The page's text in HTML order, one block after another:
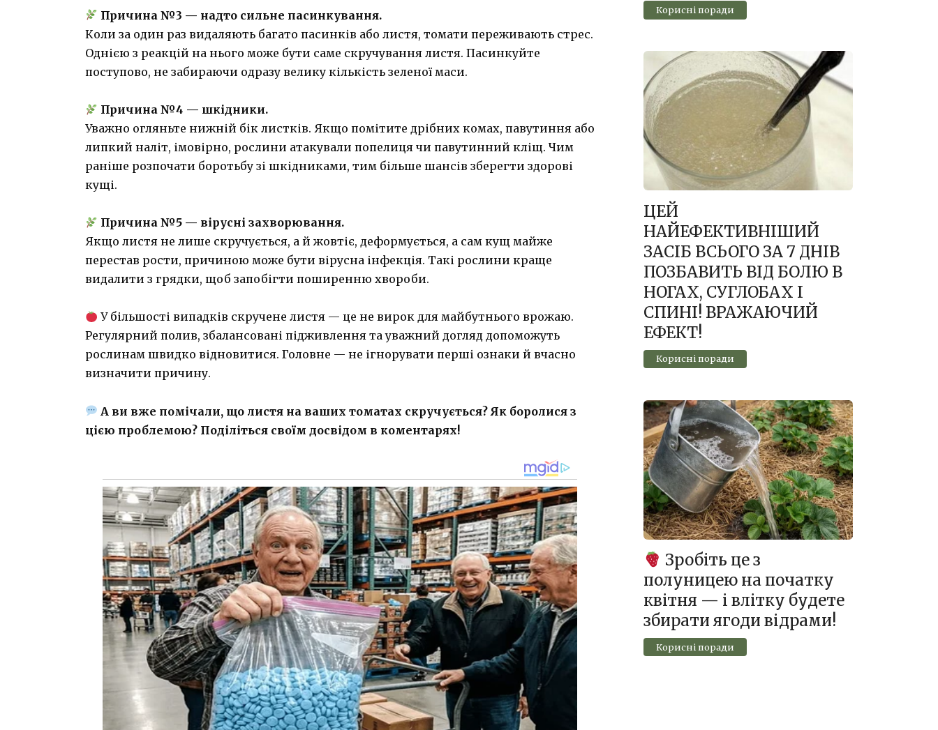
Причина №3 — надто сильне пасинкування.
Коли за один раз видаляють багато пасинків або листя, томати переживають стрес.
Однією з реакцій на нього може бути саме скручування листя. Пасинкуйте
поступово, не забираючи одразу велику кількість зеленої маси.
Причина №4 — шкідники.
Уважно огляньте нижній бік листків. Якщо помітите дрібних комах, павутиння або
липкий наліт, імовірно, рослини атакували попелиця чи павутинний кліщ. Чим
раніше розпочати боротьбу зі шкідниками, тим більше шансів зберегти здорові
кущі.
Причина №5 — вірусні захворювання.
Якщо листя не лише скручується, а й жовтіє, деформується, а сам кущ майже
перестав рости, причиною може бути вірусна інфекція. Такі рослини краще
видалити з грядки, щоб запобігти поширенню хвороби.
У більшості випадків скручене листя — це не вирок для майбутнього врожаю.
Регулярний полив, збалансовані підживлення та уважний догляд допоможуть
рослинам швидко відновитися. Головне — не ігнорувати перші ознаки й вчасно
визначити причину.
А ви вже помічали, що листя на ваших томатах скручується? Як боролися з
цією проблемою? Поділіться своїм досвідом в коментарях!
Корисні поради
ЦEЙ
НAЙЕФEКТИВНІШИЙ
ЗАСІБ ВСЬОГО ЗА 7 ДНІВ
ПОЗБАВИТЬ ВІД БOЛЮ В
НОГАХ, СУГЛОБАХ І
СПИНІ! ВPAЖAЮЧИЙ
ЕФЕКТ!
Корисні поради
Зробіть це з
полуницею на початку
квітня — і влітку будете
збирати ягоди відрами!
Корисні поради